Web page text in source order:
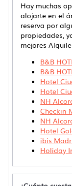
Hay muchas
alojarte en el
reserva por
propiedades,
mejores
B&B
B&B
Hotel
Hotel
NH
Checkin
NH
Hotel
ibis
Holiday